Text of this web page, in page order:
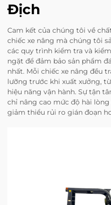
Địch
Cam kết của chúng tôi về
chiếc xe nâng mà chúng tôi
các quy trình kiểm tra và
ngặt để đảm bảo sản phẩm
nhất. Mỗi chiếc xe nâng đều
lưỡng trước khi xuất xưởng,
hiệu năng vận hành. Sự tận
chỉ nâng cao mức độ hài
giảm thiểu rủi ro gián đoạn